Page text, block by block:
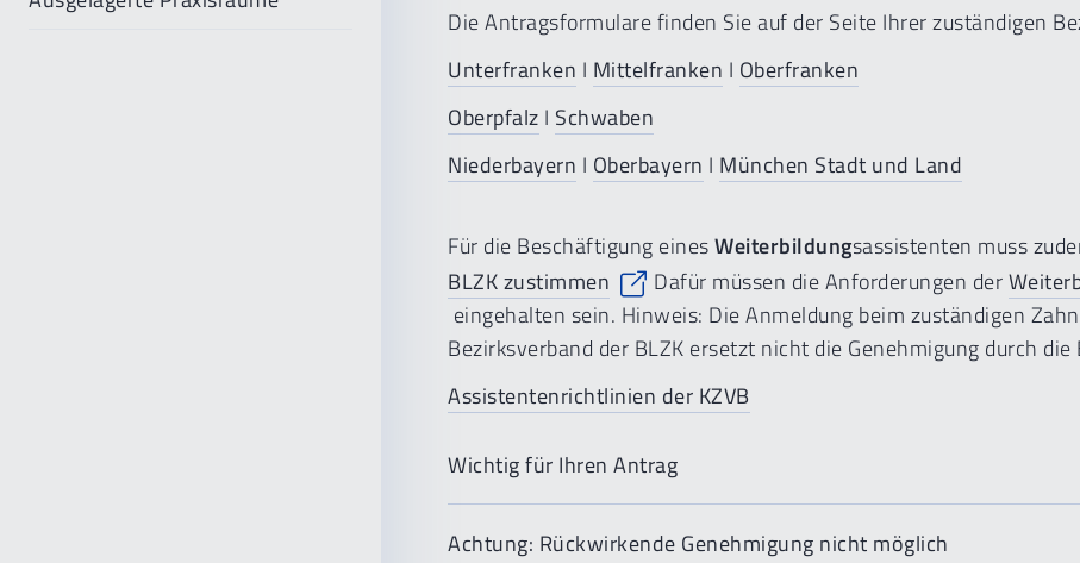
Die Antragsformulare finden Sie auf der Seite Ihrer zuständigen
Unterfranken I Mittelfranken I Oberfranken
Oberpfalz I Schwaben
Niederbayern I Oberbayern I München Stadt und Land
Für die Beschäftigung einesWeiterbildungsassistenten muss
BLZK zustimmen
Dafür müssen die Anforderungen der
eingehalten sein. Hinweis: Die Anmeldung beim zuständigen
Bezirksverband der BLZK ersetzt nicht die Genehmigung durch die
Assistentenrichtlinien der KZVB
Wichtig für Ihren Antrag
Bitte stellen Sie den Antrag auf Genehmigung oder Verlängerung von
Achtung: Rückwirkende Genehmigung nicht möglich